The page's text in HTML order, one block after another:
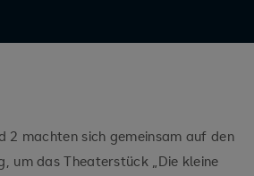
2 machten sich gemeinsam auf den
um das Theaterstück „Die kleine